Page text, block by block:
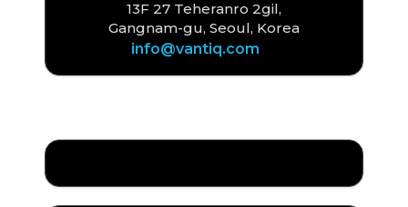
13F 27 Teheranro 2gil,
Gangnam-gu, Seoul, Korea
info@vantiq.com